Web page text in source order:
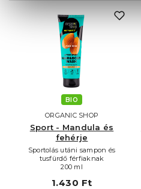
BIO
ORGANIC SHOP
Sport - Mandula és
fehérje
Sportolás utáni sampon és
tusfürdő férfiaknak
200 ml
1.430 Ft